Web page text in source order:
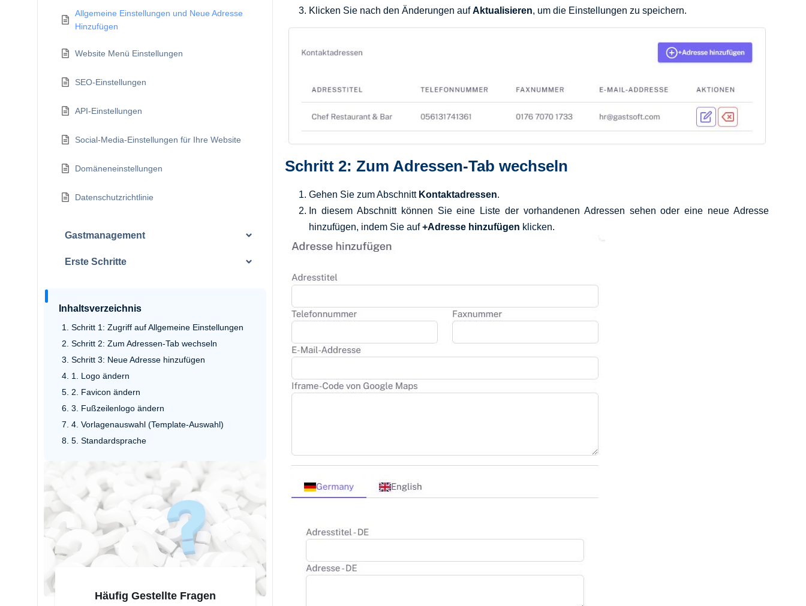
Allgemeine Einstellungen und Neue Adresse
Hinzufügen
Website Menü Einstellungen
SEO-Einstellungen
API-Einstellungen
Social-Media-Einstellungen für Ihre Website
Domäneneinstellungen
Datenschutzrichtlinie
Gastmanagement
Erste Schritte
Inhaltsverzeichnis
Schritt 1: Zugriff auf Allgemeine Einstellungen
Schritt 2: Zum Adressen-Tab wechseln
Schritt 3: Neue Adresse hinzufügen
1. Logo ändern
2. Favicon ändern
3. Fußzeilenlogo ändern
4. Vorlagenauswahl (Template-Auswahl)
5. Standardsprache
Häufig Gestellte Fragen
Klicken Sie nach den Änderungen aufAktualisieren, um die Einstellungen zu speichern.
Schritt 2: Zum Adressen-Tab wechseln
Gehen Sie zum Abschnitt Kontaktadressen.
In diesem Abschnitt können Sie eine Liste der vorhandenen Adressen sehen oder eine neue Adresse
hinzufügen, indem Sie auf+Adresse hinzufügen klicken.